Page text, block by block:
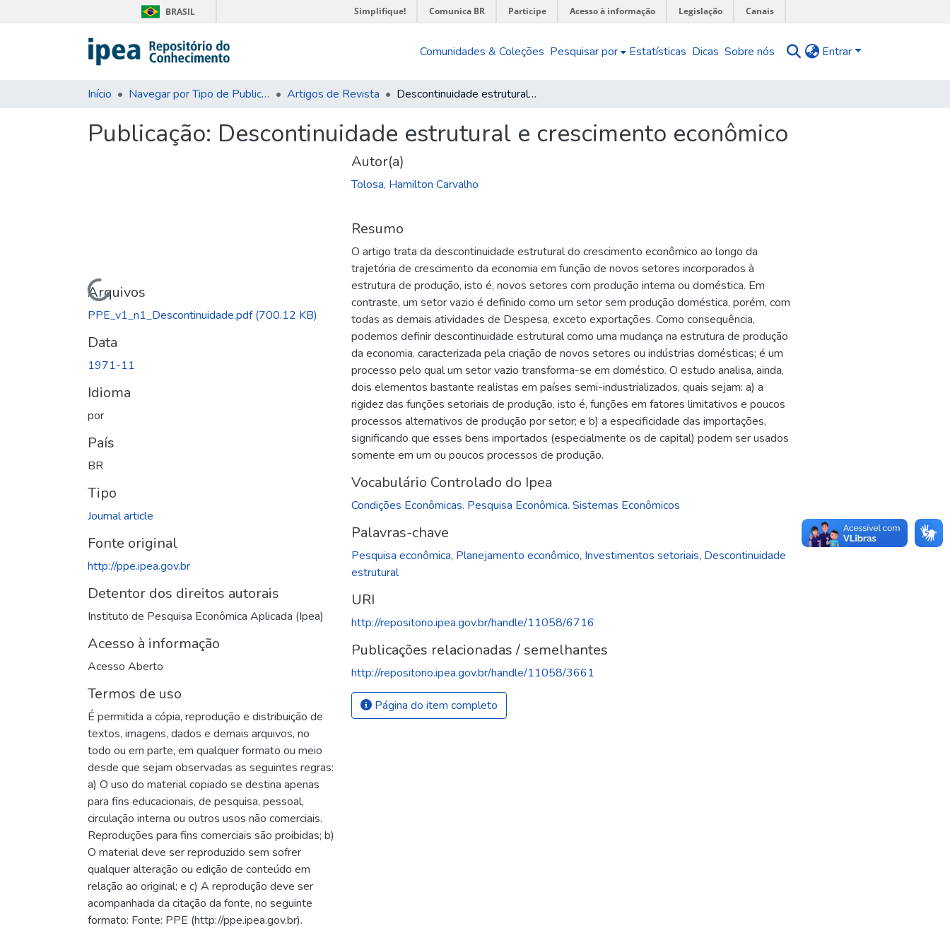
BRASIL Simplifique! Comunica BR Participe Acesso à informação Legislação Canais
Comunidades & Coleções Pesquisar por Estatísticas Dicas Sobre nós Entrar
Início Navegar por Tipo de Publicação Artigos de Revista Descontinuidade estrutural e crescimento econômico
Publicação: Descontinuidade estrutural e crescimento econômico
Carregando...
Arquivos
PPE_v1_n1_Descontinuidade.pdf(700.12 KB)
Data
1971-11
Idioma
por
País
BR
Tipo
Journal article
Fonte original
http://ppe.ipea.gov.br
Detentor dos direitos autorais
Instituto de Pesquisa Econômica Aplicada (Ipea)
Acesso à informação
Acesso Aberto
Termos de uso
É permitida a cópia, reprodução e distribuição de
textos, imagens, dados e demais arquivos, no
todo ou em parte, em qualquer formato ou meio
desde que sejam observadas as seguintes regras:
a) O uso do material copiado se destina apenas
para fins educacionais, de pesquisa, pessoal,
circulação interna ou outros usos não comerciais.
Reproduções para fins comerciais são proibidas; b)
O material deve ser reproduzido sem sofrer
qualquer alteração ou edição de conteúdo em
relação ao original; e c) A reprodução deve ser
acompanhada da citação da fonte, no seguinte
formato: Fonte: PPE (http://ppe.ipea.gov.br).
Autor(a)
Tolosa, Hamilton Carvalho
Resumo
O artigo trata da descontinuidade estrutural do crescimento econômico ao longo da
trajetória de crescimento da economia em função de novos setores incorporados à
estrutura de produção, isto é, novos setores com produção interna ou doméstica. Em
contraste, um setor vazio é definido como um setor sem produção doméstica, porém, com
todas as demais atividades de Despesa, exceto exportações. Como consequência,
podemos definir descontinuidade estrutural como uma mudança na estrutura de produção
da economia, caracterizada pela criação de novos setores ou indústrias domésticas; é um
processo pelo qual um setor vazio transforma-se em doméstico. O estudo analisa, ainda,
dois elementos bastante realistas em países semi-industrializados, quais sejam: a) a
rigidez das funções setoriais de produção, isto é, funções em fatores limitativos e poucos
processos alternativos de produção por setor; e b) a especificidade das importações,
significando que esses bens importados (especialmente os de capital) podem ser usados
somente em um ou poucos processos de produção.
Vocabulário Controlado do Ipea
Condições Econômicas. Pesquisa Econômica. Sistemas Econômicos
Palavras-chave
Pesquisa econômica, Planejamento econômico, Investimentos setoriais, Descontinuidade
estrutural
URI
http://repositorio.ipea.gov.br/handle/11058/6716
Publicações relacionadas / semelhantes
http://repositorio.ipea.gov.br/handle/11058/3661
Página do item completo